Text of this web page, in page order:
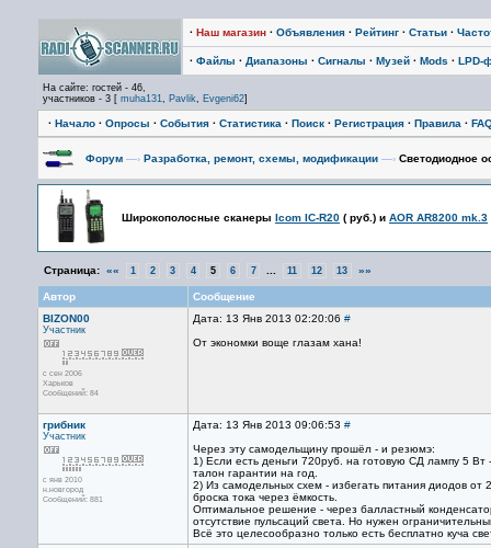
· Наш магазин · Объявления · Рейтинг · Статьи ·
· Файлы · Диапазоны · Сигналы · Музей · Mods · LPD-
На сайте: гостей - 46,
участников - 3 [ muha131, Pavlik, Evgeni62]
· Начало · Опросы · События · Статистика · Поиск · Регистрация · Правила ·
Форум —› Разработка, ремонт, схемы, модификации —› Светодиодное
Широкополосные сканеры Icom IC-R20 ( руб.) и AOR AR8200 mk.3
Страница: «« 1 2 3 4 5 6 7 11 12 13 »»
Автор
Сообщение
BIZON00
Участник
с сен 2006
Харьков
Сообщений: 84
Дата: 13 Янв 2013 02:20:06 #
От экономки воще глазам хана!
грибник
Участник
с янв 2010
н.новгород
Сообщений: 881
Дата: 13 Янв 2013 09:06:53 #
Через эту самодельщину прошёл - и резюмэ:
1) Если есть деньги 720руб. на готовую СД лампу 5
талон гарантии на год.
2) Из самодельных схем - избегать питания диодов
броска тока через ёмкость.
Оптимальное решение - через балластный
отсутствие пульсаций света. Но нужен
Всё это целесообразно только есть бесплатно куча